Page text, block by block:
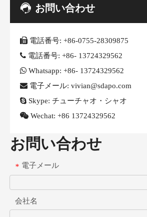
お問い合わせ
 電話番号: +86-0755-28309875
 電話番号: +86- 13724329562
 Whatsapp: +86- 13724329562
 電子メール: vivian@sdapo.com
 Skype: チューチャオ・シャオ
 Wechat: +86 13724329562
お問い合わせ
* 電子メール
会社名